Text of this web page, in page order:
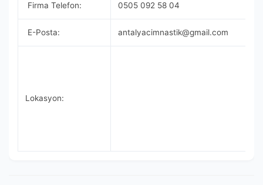
Firma Telefon: 0505 092 58 04
E-Posta: antalyacimnastik@gmail.com
Lokasyon: